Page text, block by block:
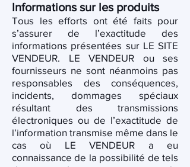
Informations sur les produits
Tous les efforts ont été faits pour
s’assurer de l’exactitude des
informations présentées sur LE SITE
VENDEUR. LE VENDEUR ou ses
fournisseurs ne sont néanmoins pas
responsables des conséquences,
incidents, dommages spéciaux
résultant des transmissions
électroniques ou de l’exactitude de
l’information transmise même dans le
cas où LE VENDEUR a eu
connaissance de la possibilité de tels